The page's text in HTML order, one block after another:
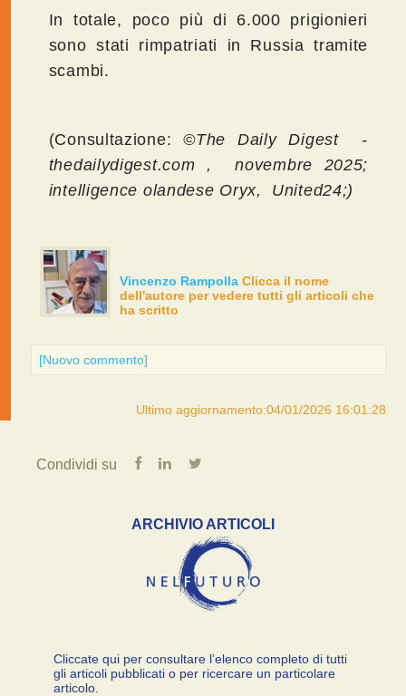
In totale, poco più di 6.000 prigionieri
sono stati rimpatriati in Russia tramite
scambi.
(Consultazione:©The Daily Digest
-
thedailydigest.com , novembre 2025;
intelligence olandese Oryx, United24;)
Vincenzo Rampolla Clicca il nome
dell'autore per vedere tutti gli articoli che
ha scritto
[Nuovo commento]
Ultimo aggiornamento:04/01/2026 16:01:28
Condividi su
ARCHIVIO ARTICOLI
Cliccate qui per consultare l’elenco completo di tutti
gli articoli pubblicati o per ricercare un particolare
articolo.